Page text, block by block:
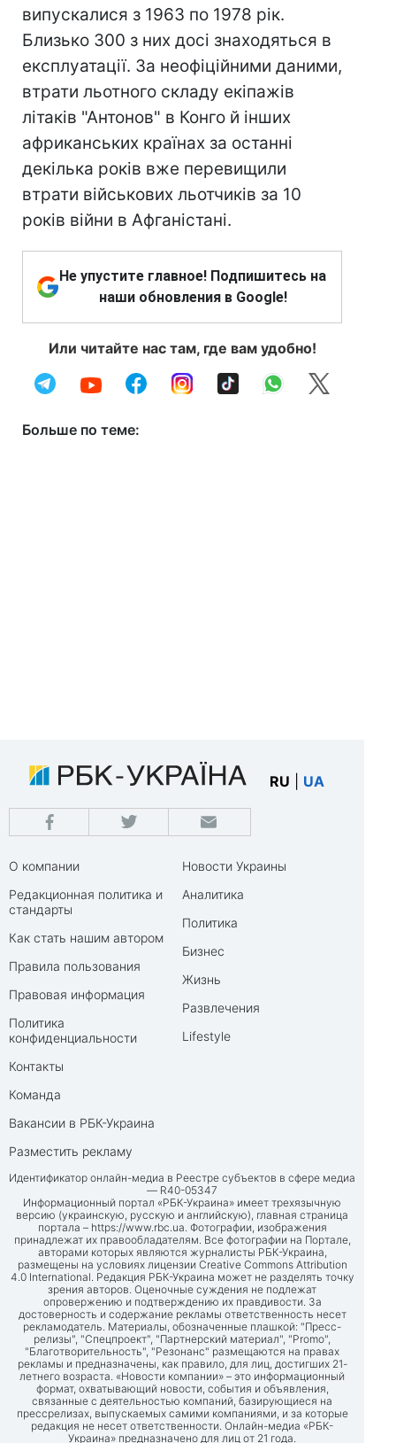
випускалися з 1963 по 1978 рік.
Близько 300 з них досі знаходяться в
експлуатації. За неофіційними даними,
втрати льотного складу екіпажів
літаків "Антонов" в Конго й інших
африканських країнах за останні
декілька років вже перевищили
втрати військових льотчиків за 10
років війни в Афганістані.
Не упустите главное! Подпишитесь на
наши обновления в Google!
Или читайте нас там, где вам удобно!
Больше по теме:
RU UA
О компании
Редакционная политика и
стандарты
Как стать нашим автором
Правила пользования
Правовая информация
Политика
конфиденциальности
Контакты
Команда
Вакансии в РБК-Украина
Разместить рекламу
Новости Украины
Аналитика
Политика
Бизнес
Жизнь
Развлечения
Lifestyle
Идентификатор онлайн-медиа в Реестре субъектов в сфере медиа
— R40-05347
Информационный портал «РБК-Украина» имеет трехязычную
версию (украинскую, русскую и английскую), главная страница
портала – https://www.rbc.ua. Фотографии, изображения
принадлежат их правообладателям. Все фотографии на Портале,
авторами которых являются журналисты РБК-Украина,
размещены на условиях лицензии Creative Commons Attribution
4.0 International. Редакция РБК-Украина может не разделять точку
зрения авторов. Оценочные суждения не подлежат
опровержению и подтверждению их правдивости. За
достоверность и содержание рекламы ответственность несет
рекламодатель. Материалы, обозначенные плашкой: "Пресс-
релизы", "Спецпроект", "Партнерский материал", "Promo",
"Благотворительность", "Резонанс" размещаются на правах
рекламы и предназначены, как правило, для лиц, достигших 21-
летнего возраста. «Новости компании» – это информационный
формат, охватывающий новости, события и объявления,
связанные с деятельностью компаний, базирующиеся на
прессрелизах, выпускаемых самими компаниями, и за которые
редакция не несет ответственности. Онлайн-медиа «РБК-
Украина» предназначено для лиц от 21 года.